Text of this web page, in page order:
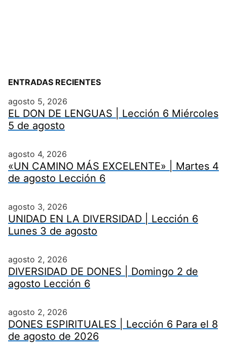
ENTRADAS RECIENTES
agosto 5, 2026
EL DON DE LENGUAS | Lección 6 Miércoles
5 de agosto
agosto 4, 2026
«UN CAMINO MÁS EXCELENTE» | Martes 4
de agosto Lección 6
agosto 3, 2026
UNIDAD EN LA DIVERSIDAD | Lección 6
Lunes 3 de agosto
agosto 2, 2026
DIVERSIDAD DE DONES | Domingo 2 de
agosto Lección 6
agosto 2, 2026
DONES ESPIRITUALES | Lección 6 Para el 8
de agosto de 2026